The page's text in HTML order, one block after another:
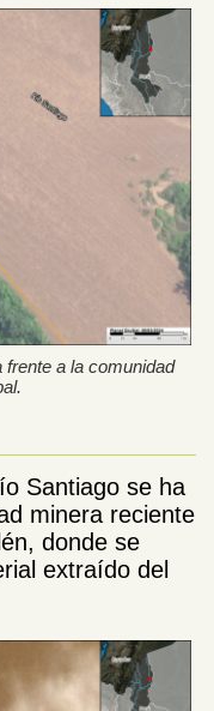
a la comunidad
Santiago se ha
minera reciente
donde se
extraído del